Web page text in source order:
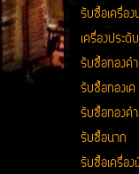
รับซื้อเครื่อง
เครื่องประ
รับซื้อทองคำ
รับซื้อทองเค
รับซื้อทองค
รับซื้อนาก
รับซื้อเครื่อง